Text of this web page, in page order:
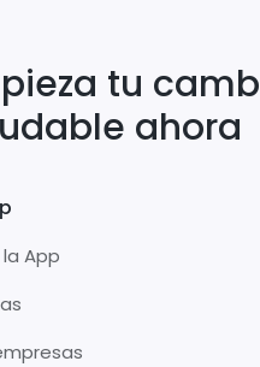
tu
ahora
App